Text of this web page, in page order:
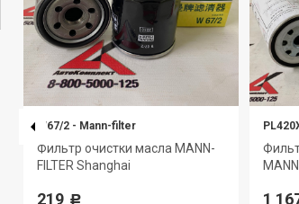
W67/2 - Mann-filter
Фильтр очистки масла MANN-
FILTER Shanghai
219 Р 1